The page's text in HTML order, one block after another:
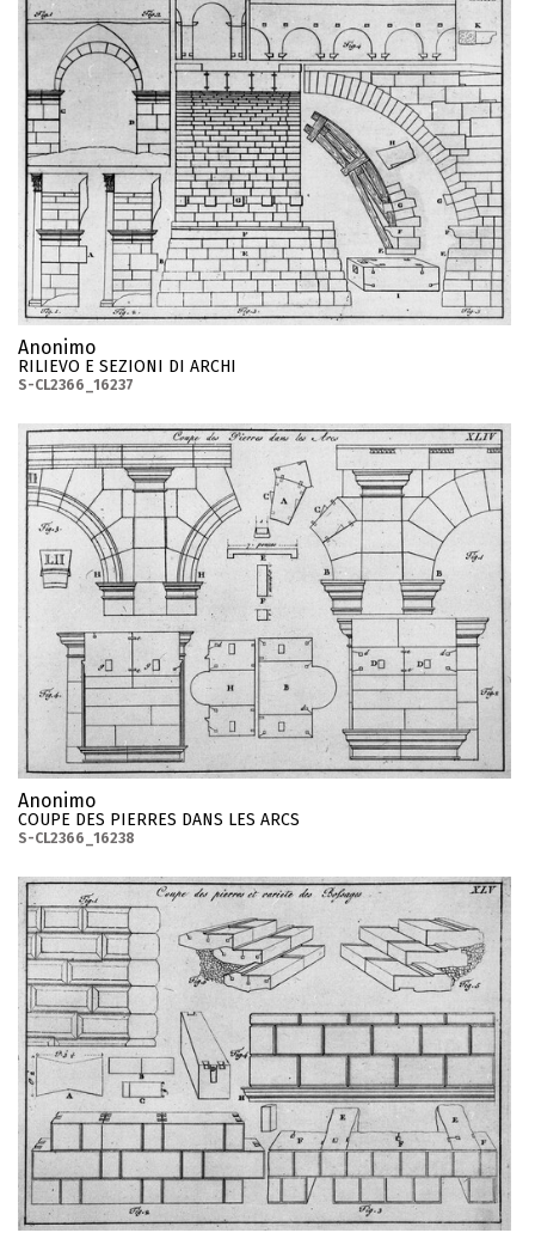
Anonimo
RILIEVO E SEZIONI DI ARCHI
S-CL2366_16237
Anonimo
COUPE DES PIERRES DANS LES ARCS
S-CL2366_16238